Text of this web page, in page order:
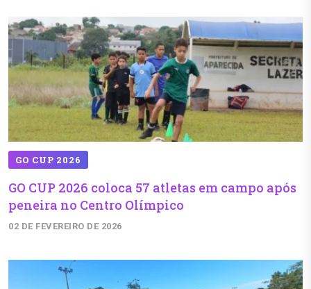
GO CUP 2026
GO CUP 2026 coloca 57 atletas em campo após
peneira no Centro Olímpico
02 DE FEVEREIRO DE 2026